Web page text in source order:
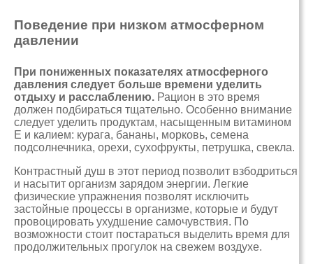
Поведение при низком атмосферном
давлении
При пониженных показателях атмосферного
давления следует больше времени уделить
отдыху и расслаблению. Рацион в это время
должен подбираться тщательно. Особенно внимание
следует уделить продуктам, насыщенным витамином
Е и калием: курага, бананы, морковь, семена
подсолнечника, орехи, сухофрукты, петрушка, свекла.
Контрастный душ в этот период позволит взбодриться
и насытит организм зарядом энергии. Легкие
физические упражнения позволят исключить
застойные процессы в организме, которые и будут
провоцировать ухудшение самочувствия. По
возможности стоит постараться выделить время для
продолжительных прогулок на свежем воздухе.